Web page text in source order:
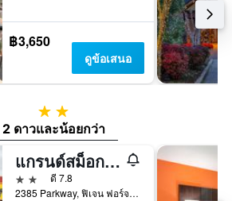
฿3,650
ดูข้อเสนอ
2 ดาว
2 ดาวและน้อยกว่า
แกรนด์สม็อกกี้ส์รีสอร์ทลอดจ์
2 ดาว
ดี 7.8
2385 Parkway, ฟิเจน ฟอร์จ, TN, สหรัฐอเมริกา